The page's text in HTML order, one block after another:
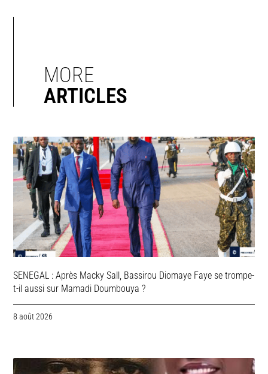
MORE
ARTICLES
SENEGAL : Après Macky Sall, Bassirou Diomaye Faye se trompe-
t-il aussi sur Mamadi Doumbouya ?
8 août 2026